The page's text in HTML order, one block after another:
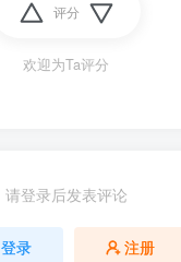
评分
欢迎为Ta评分
请登录后发表评论
登录 注册